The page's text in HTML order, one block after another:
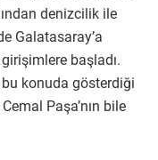
denizcilik ile
Galatasaray’a
başladı.
konuda gösterdiği
Paşa’nın bile